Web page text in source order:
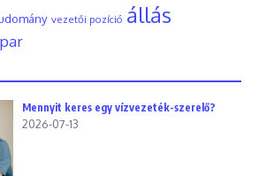
vezetői pozíció állás
Mennyit keres egy vízvezeték-szerelő?
2026-07-13